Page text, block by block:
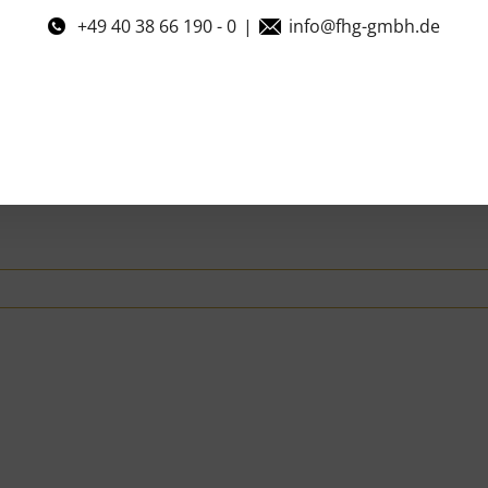
+49 40 38 66 190 - 0 | info@fhg-gmbh.de